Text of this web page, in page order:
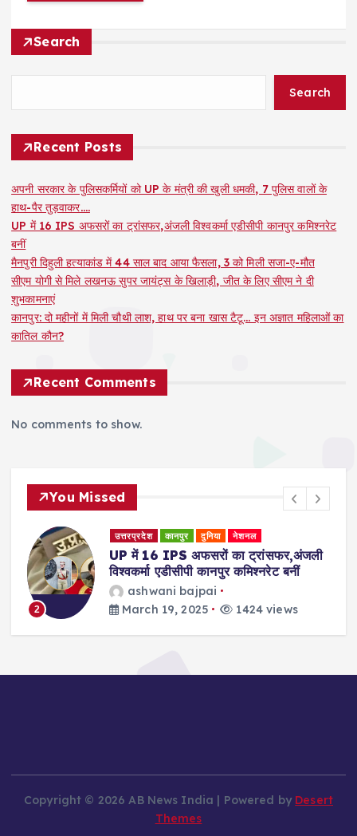
Search
Search
Recent Posts
अपनी सरकार के पुलिसकर्मियों को UP के मंत्री की खुली धमकी, 7 पुलिस वालों के
हाथ-पैर तुड़वाकर….
UP में 16 IPS अफसरों का ट्रांसफर,अंजली विश्वकर्मा एडीसीपी कानपुर कमिश्नरेट
बनीं
मैनपुरी दिहुली हत्याकांड में 44 साल बाद आया फैसला, 3 को मिली सजा-ए-मौत
सीएम योगी से मिले लखनऊ सुपर जायंट्स के खिलाड़ी, जीत के लिए सीएम ने दी
शुभकामनाएं
कानपुर: दो महीनों में मिली चौथी लाश, हाथ पर बना खास टैटू… इन अज्ञात महिलाओं का
कातिल कौन?
Recent Comments
No comments to show.
You Missed
2
उत्तरप्रदेश कानपुर दुनिया नेशनल
UP में 16 IPS अफसरों का ट्रांसफर,अंजली
विश्वकर्मा एडीसीपी कानपुर कमिश्नरेट बनीं
ashwani bajpai
March 19, 2025
1424 views
Copyright © 2026 AB News India | Powered by Desert
Themes